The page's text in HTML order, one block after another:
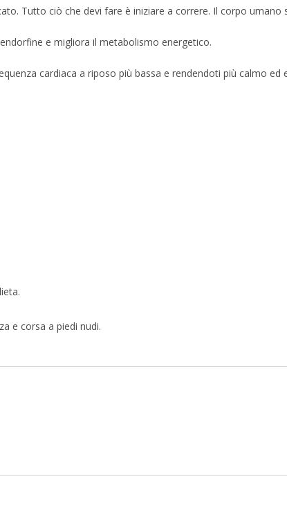
Tutto ciò che devi fare è iniziare a correre. Il corpo umano
e migliora il metabolismo energetico.
cardiaca a riposo più bassa e rendendoti più calmo ed
e corsa a piedi nudi.